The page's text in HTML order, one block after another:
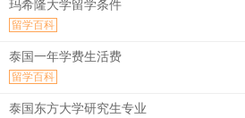
玛希隆大学留学条件
留学百科
泰国一年学费生活费
留学百科
泰国东方大学研究生专业